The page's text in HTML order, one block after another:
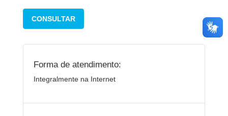
CONSULTAR
Forma de atendimento:
Integralmente na Internet